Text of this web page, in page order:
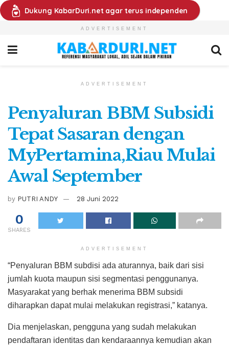
Dukung KabarDuri.net agar terus independen
ADVERTISEMENT
ADVERTISEMENT
Penyaluran BBM Subsidi
Tepat Sasaran dengan
MyPertamina,Riau Mulai
Awal September
by PUTRI ANDY 28 Juni 2022
0
SHARES
ADVERTISEMENT
“Penyaluran BBM subdisi ada aturannya, baik dari sisi
jumlah kuota maupun sisi segmentasi penggunanya.
Masyarakat yang berhak menerima BBM subsidi
diharapkan dapat mulai melakukan registrasi,” katanya.
Dia menjelaskan, pengguna yang sudah melakukan
pendaftaran identitas dan kendaraannya kemudian akan